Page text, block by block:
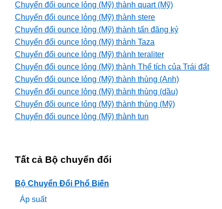
Chuyển đổi ounce lỏng (Mỹ) thành quart (Mỹ)
Chuyển đổi ounce lỏng (Mỹ) thành stere
Chuyển đổi ounce lỏng (Mỹ) thành tấn đăng ký
Chuyển đổi ounce lỏng (Mỹ) thành Taza
Chuyển đổi ounce lỏng (Mỹ) thành teraliter
Chuyển đổi ounce lỏng (Mỹ) thành Thể tích của Trái đất
Chuyển đổi ounce lỏng (Mỹ) thành thùng (Anh)
Chuyển đổi ounce lỏng (Mỹ) thành thùng (dầu)
Chuyển đổi ounce lỏng (Mỹ) thành thùng (Mỹ)
Chuyển đổi ounce lỏng (Mỹ) thành tun
Tất cả Bộ chuyển đổi
Bộ Chuyển Đổi Phổ Biến
Áp suất